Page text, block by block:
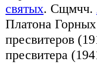
святых. Сщмчч.
Платона
пресвитеров
пресвитера